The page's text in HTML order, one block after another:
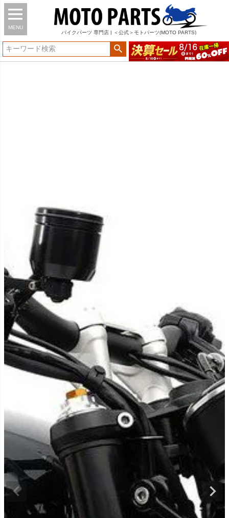
MENU
バイク パーツ 専門店 | ＜公式＞モトパーツ(MOTO PARTS)